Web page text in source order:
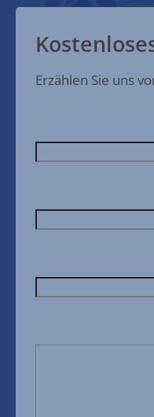
Erzählen Sie uns